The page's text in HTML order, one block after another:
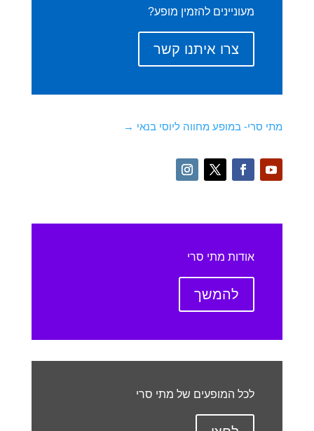
מעוניינים להזמין מופע?
צרו איתנו קשר
מתי סרי- במופע מחווה ליוסי בנאי →
אודות מתי סרי
להמשך
לכל המופעים של מתי סרי